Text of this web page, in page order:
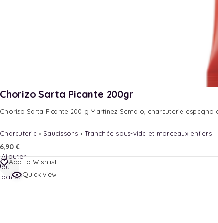
Chorizo Sarta Picante 200gr
Chorizo Sarta Picante 200 g Martínez Somalo, charcuterie
Charcuterie Saucissons Tranchée sous-vide et morceaux entiers
6,90 €
Add to Wishlist
Quick view
Ajouter
au
panier